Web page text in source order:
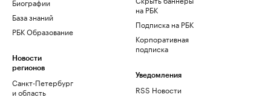
База знаний
РБК Образование
Новости
регионов
Санкт-Петербург
и область
на РБК
Подписка на РБК
Корпоративная
подписка
Уведомления
RSS Новости